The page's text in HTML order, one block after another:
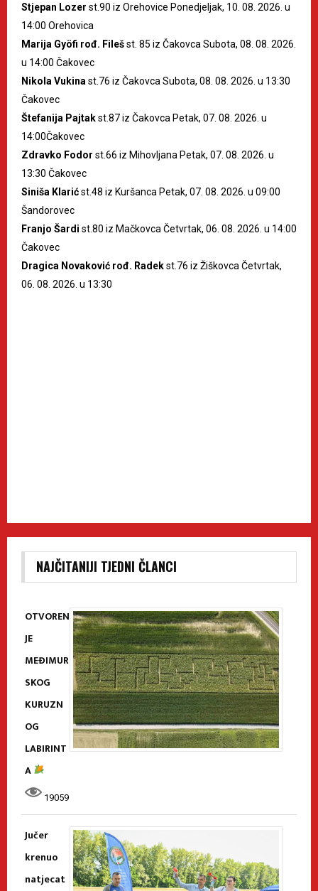
Stjepan Lozer st.90 iz Orehovice Ponedjeljak, 10. 08. 2026. u
14:00 Orehovica
Marija Gyöfi rođ. Filešst. 85 iz Čakovca Subota, 08. 08. 2026.
u 14:00 Čakovec
Nikola Vukina st.76 iz Čakovca Subota, 08. 08. 2026. u 13:30
Čakovec
Štefanija Pajtakst.87 iz Čakovca Petak, 07. 08. 2026. u
14:00Čakovec
Zdravko Fodor st.66 iz Mihovljana Petak, 07. 08. 2026. u
13:30 Čakovec
Siniša Klarićst.48 iz Kuršanca Petak, 07. 08. 2026. u 09:00
Šandorovec
Franjo Šardi st.80 iz Mačkovca Četvrtak, 06. 08. 2026. u 14:00
Čakovec
Dragica Novaković rođ. Radekst.76 iz Žiškovca Četvrtak,
06. 08. 2026. u 13:30
NAJČITANIJI TJEDNI ČLANCI
OTVOREN
JE
MEĐIMUR
SKOG
KURUZN
OG
LABIRINT
A
19059
Jučer
krenuo
natjecat